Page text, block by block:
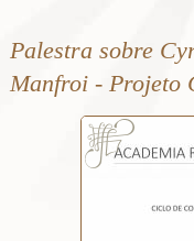
Palestra sobre
Manfroi - Projeto